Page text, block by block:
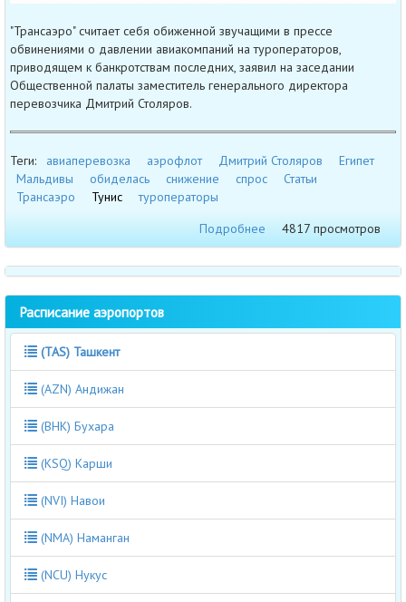
"Трансаэро" считает себя обиженной звучащими в прессе
обвинениями о давлении авиакомпаний на туроператоров,
приводящем к банкротствам последних, заявил на заседании
Общественной палаты заместитель генерального директора
перевозчика Дмитрий Столяров.
Теги: авиаперевозка аэрофлот Дмитрий Столяров
Египет
Мальдивы
обиделась снижение спрос
Статьи
Трансаэро
Тунис
туроператоры
Подробнее
4817 просмотров
Расписание аэропортов
(TAS) Ташкент
(AZN) Андижан
(BHK) Бухара
(KSQ) Карши
(NVI) Навои
(NMA) Наманган
(NCU) Нукус